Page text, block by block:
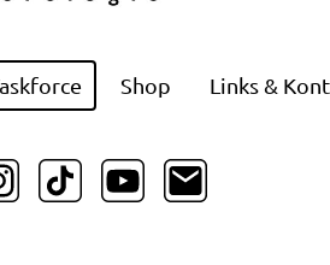
Shop Links &